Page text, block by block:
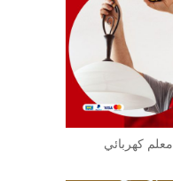
كهربائي المنصورية 52227340 معلم كهربائي